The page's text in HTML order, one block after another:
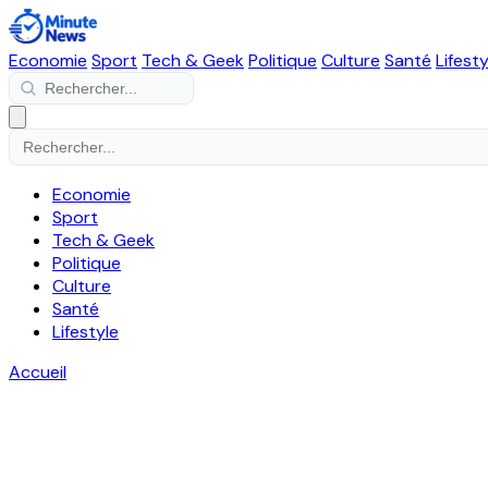
Economie Sport Tech & GeekPolitique Culture Santé
Economie
Sport
Tech & Geek
Politique
Culture
Santé
Lifestyle
Accueil